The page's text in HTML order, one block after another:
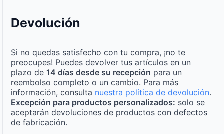
Devolución
Si no quedas satisfecho con tu compra, ¡no te
preocupes! Puedes devolver tus artículos en un
plazo de 14 días desde su recepción para un
reembolso completo o un cambio. Para más
información, consulta nuestra política de devolución.
Excepción para productos personalizados: solo se
aceptarán devoluciones de productos con defectos
de fabricación.